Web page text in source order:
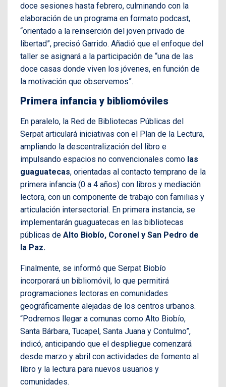
doce sesiones hasta febrero, culminando con la
elaboración de un programa en formato podcast,
“orientado a la reinserción del joven privado de
libertad”, precisó Garrido. Añadió que el enfoque del
taller se asignará a la participación de “una de las
doce casas donde viven los jóvenes, en función de
la motivación que observemos”.
Primera infancia y bibliomóviles
En paralelo, la Red de Bibliotecas Públicas del
Serpat articulará iniciativas con el Plan de la Lectura,
ampliando la descentralización del libro e
impulsando espacios no convencionales como las
guaguatecas, orientadas al contacto temprano de la
primera infancia (0 a 4 años) con libros y mediación
lectora, con un componente de trabajo con familias y
articulación intersectorial. En primera instancia, se
implementarán guaguatecas en las bibliotecas
públicas de Alto Biobío, Coronel y San Pedro de
la Paz.
Finalmente, se informó que Serpat Biobío
incorporará un bibliomóvil, lo que permitirá
programaciones lectoras en comunidades
geográficamente alejadas de los centros urbanos.
“Podremos llegar a comunas como Alto Biobío,
Santa Bárbara, Tucapel, Santa Juana y Contulmo”,
indicó, anticipando que el despliegue comenzará
desde marzo y abril con actividades de fomento al
libro y la lectura para nuevos usuarios y
comunidades.